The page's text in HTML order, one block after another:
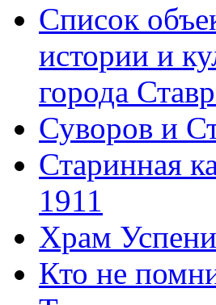
Список
истории и
города
Суворов и
Старинная
1911
Храм
Кто не